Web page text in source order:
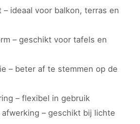
– ideaal voor balkon, terras en
– geschikt voor tafels en
– beter af te stemmen op de
– flexibel in gebruik
– geschikt bij lichte